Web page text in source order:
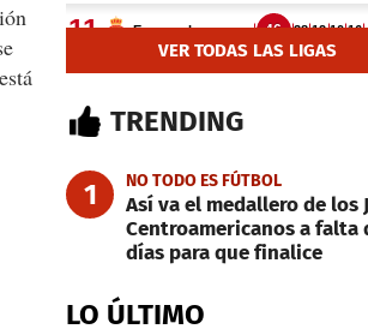
VER TODAS LAS LIGAS
TRENDING
1 NO TODO ES FÚTBOL
Así va el medallero de los
Centroamericanos a falta
días para que finalice
LO ÚLTIMO